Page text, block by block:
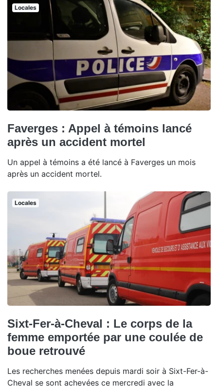
Locales
Faverges : Appel à témoins lancé
après un accident mortel
Un appel à témoins a été lancé à Faverges un mois
après un accident mortel.
Locales
Sixt-Fer-à-Cheval : Le corps de la
femme emportée par une coulée de
boue retrouvé
Les recherches menées depuis mardi soir à Sixt-Fer-à-
Cheval se sont achevées ce mercredi avec la